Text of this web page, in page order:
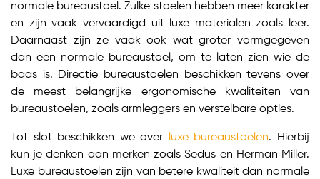
normale bureaustoel. Zulke stoelen hebben meer karakter
en zijn vaak vervaardigd uit luxe materialen zoals leer.
Daarnaast zijn ze vaak ook wat groter vormgegeven
dan een normale bureaustoel, om te laten zien wie de
baas is. Directie bureaustoelen beschikken tevens over
de meest belangrijke ergonomische kwaliteiten van
bureaustoelen, zoals armleggers en verstelbare opties.
Tot slot beschikken we over luxe bureaustoelen. Hierbij
kun je denken aan merken zoals Sedus en Herman Miller.
Luxe bureaustoelen zijn van betere kwaliteit dan normale